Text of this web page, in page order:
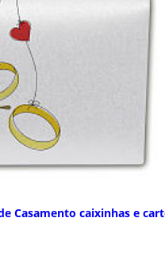
Casamento caixinhas e